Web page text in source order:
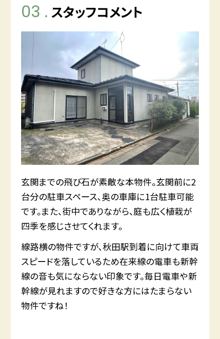
03 . スタッフコメント
玄関までの飛び石が素敵な本物件。玄関前に2
台分の駐車スペース、奥の車庫に1台駐車可能
です。また、街中でありながら、庭も広く植栽が
四季を感じさせてくれます。
線路横の物件ですが、秋田駅到着に向けて車両
スピードを落しているため在来線の電車も新幹
線の音も気にならない印象です。毎日電車や新
幹線が見れますので好きな方にはたまらない
物件ですね！